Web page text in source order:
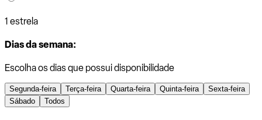
1 estrela
Dias da semana:
Escolha os dias que possui disponibilidade
Segunda-feira Terça-feira Quarta-feira Quinta-feira
Sexta-feira
Sábado
Todos